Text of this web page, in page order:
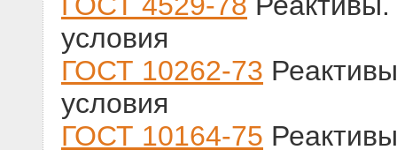
условия
ГОСТ 10262-73
условия
ГОСТ 10164-75